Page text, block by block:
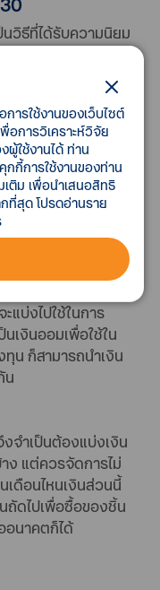
นวิธีที่ได้รับความนิยม
ริ่มจากการแบ่งเงิน
นเงินเดือน มักเป็น
ะเป็น ค่าน้ำ, ค่าไฟ,
น ดังนั้นจึงจำเป็น
าส่วนอื่น
ไปเป็นเงินออม หรือ
แบ่งไปใช้ในการ
เงินออมเพื่อใช้ใน
น ก็สามารถนำเงิน
น
งจำเป็นต้องแบ่งเงิน
ง แต่ควรจัดการไม่
เดือนไหนเงินส่วนนี้
ถัดไปเพื่อซื้อของชิ้น
อนาคตก็ได้
การใช้งานของเว็บไซต์
อการวิเคราะห์วิจัย
ผู้ใช้งานได้ ท่าน
กกี้การใช้งานของท่าน
ติม เพื่อนำเสนอสิทธิ
ที่สุด โปรดอ่านราย